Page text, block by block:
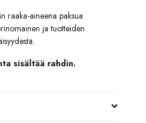
raaka-aineena paksua
ja tuotteiden
sisältää rahdin.